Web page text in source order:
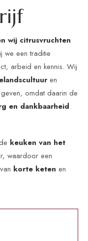
rijf
wij citrusvruchten
we een traditie
arbeid en kennis. Wij
en
omdat daarin de
en dankbaarheid
keuken van het
waardoor een
korte keten en